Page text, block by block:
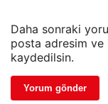
Daha sonraki
posta adresim ve
kaydedilsin.